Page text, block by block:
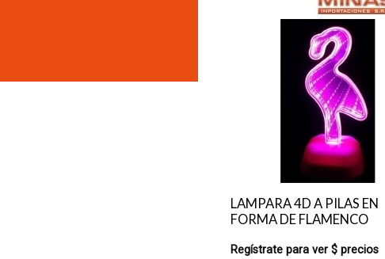
LAMPARA 4D A PILAS EN
FORMA DE FLAMENCO
Regístrate para ver $ precios